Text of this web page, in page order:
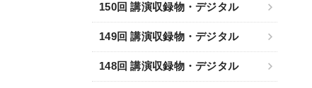
150回 講演収録物・デジタル
149回 講演収録物・デジタル
148回 講演収録物・デジタル